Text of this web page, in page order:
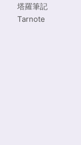
塔羅筆記
Tarnote